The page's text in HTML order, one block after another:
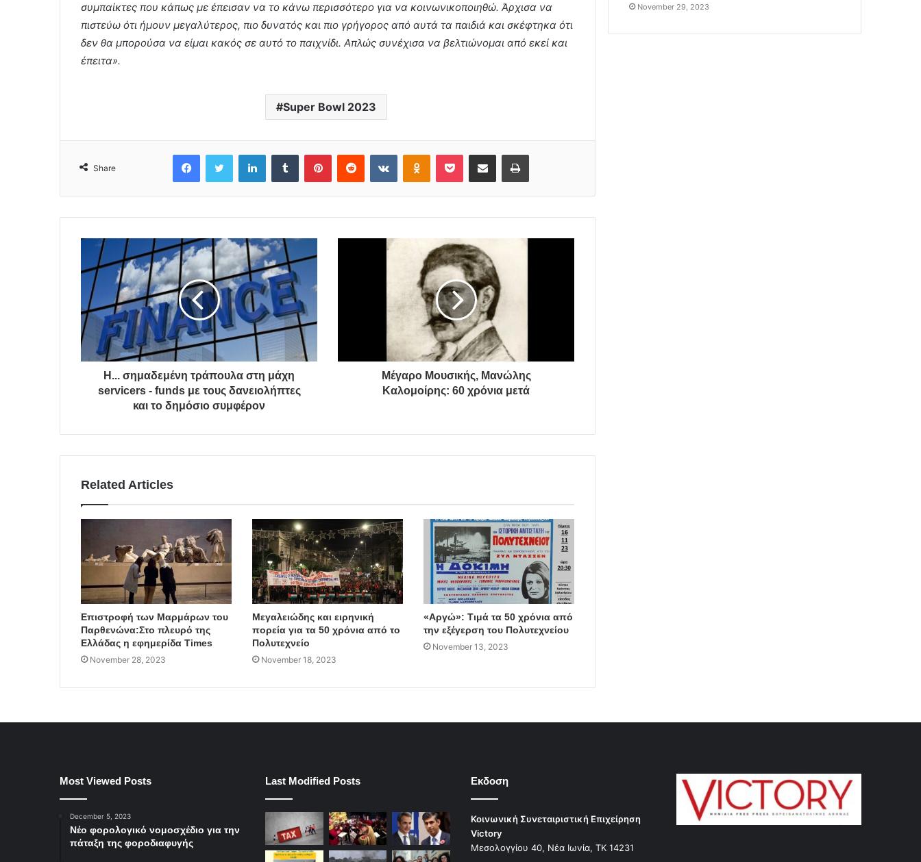
συμπαίκτες που κάπως με έπεισαν να το κάνω περισσότερο για να κοινωνικοποιηθώ. Άρχισα να
πιστεύω ότι ήμουν μεγαλύτερος, πιο δυνατός και πιο γρήγορος από αυτά τα παιδιά και σκέφτηκα ότι
δεν θα μπορούσα να είμαι κακός σε αυτό το παιχνίδι. Απλώς συνέχισα να βελτιώνομαι από εκεί και
έπειτα».
Super Bowl 2023
Share
Η... σημαδεμένη τράπουλα στη μάχη
servicers - funds με τους δανειολήπτες
και το δημόσιο συμφέρον
Μέγαρο Μουσικής, Μανώλης
Καλομοίρης: 60 χρόνια μετά
Related Articles
Επιστροφή των Μαρμάρων του
Παρθενώνα:Στο πλευρό της
Ελλάδας η εφημερίδα Times
November 28, 2023
Μεγαλειώδης και ειρηνική
πορεία για τα 50 χρόνια από το
Πολυτεχνείο
November 18, 2023
«Αργώ»: Τιμά τα 50 χρόνια από
την εξέγερση του Πολυτεχνείου
November 13, 2023
November 29, 2023
Most Viewed Posts
December 5, 2023
Νέο φορολογικό νομοσχέδιο για την
πάταξη της φοροδιαφυγής
Last Modified Posts Εκδοση
Κοινωνική Συνεταιριστική Επιχείρηση
Victory
Μεσολογγίου 40, Νέα Ιωνία, ΤΚ 14231